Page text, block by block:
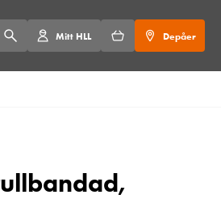
Mitt HLL Depåer